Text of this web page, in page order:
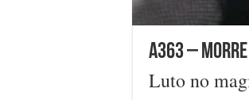
A363 –
Luto no